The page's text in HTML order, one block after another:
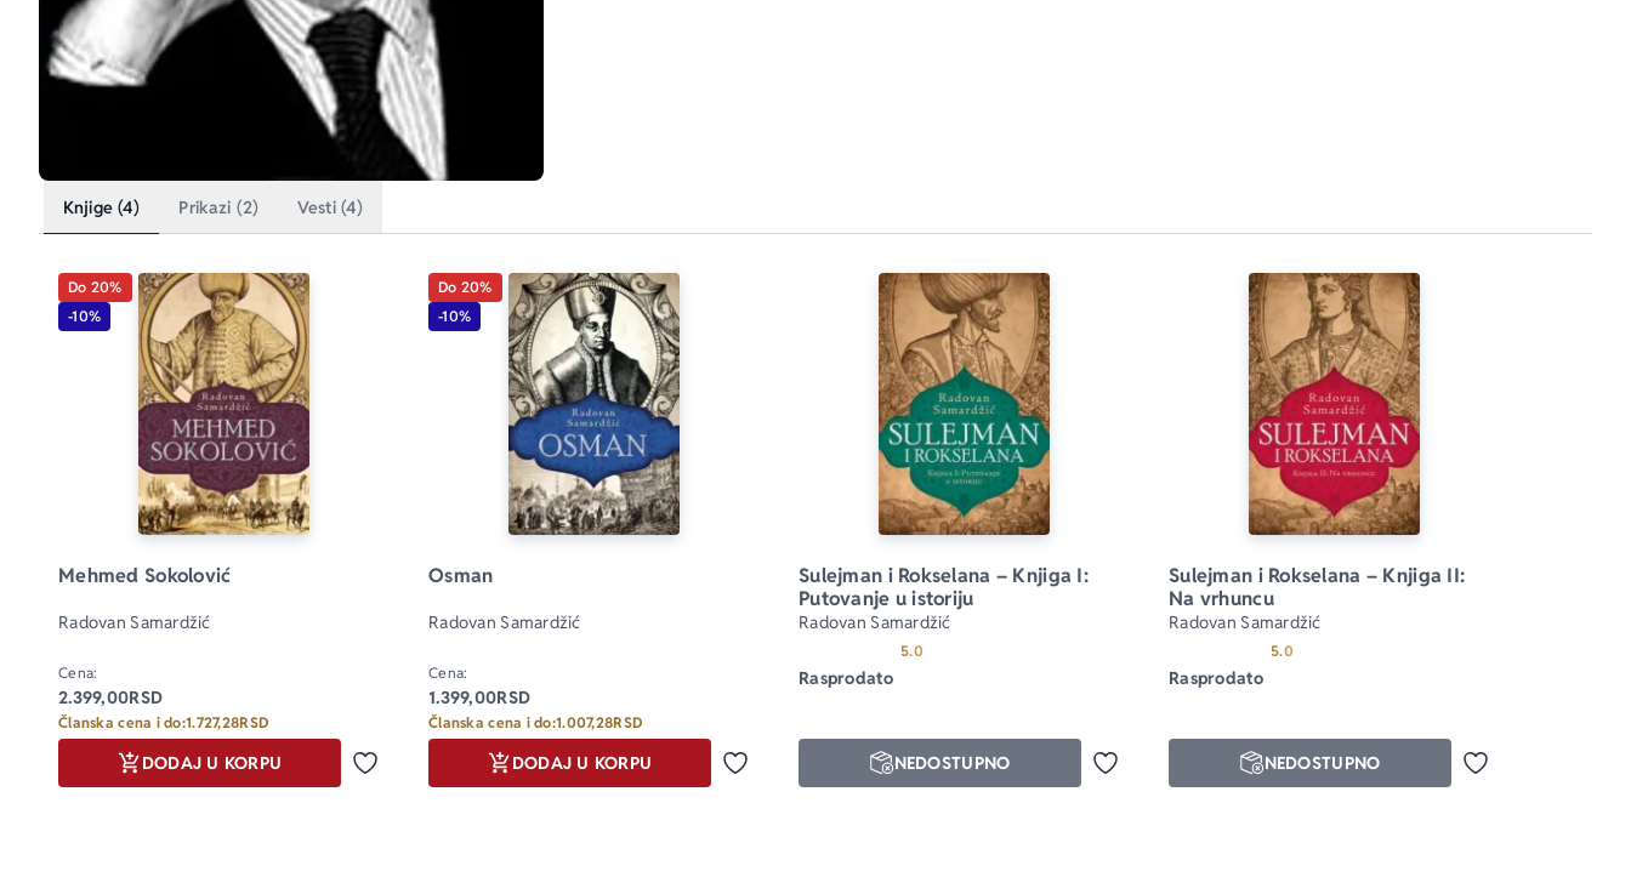
Knjige (4) Prikazi (2) Vesti (4)
Do 20%
-10%
Mehmed Sokolović
Radovan Samardžić
Cena:
2.399,00RSD
Članska cena i do:1.727,28RSD
Dodaj u omiljene
DODAJ U KORPU
Do 20%
-10%
Osman
Radovan Samardžić
Cena:
1.399,00RSD
Članska cena i do:1.007,28RSD
Dodaj u omiljene
DODAJ U KORPU
Sulejman i Rokselana – Knjiga I:
Putovanje u istoriju
Radovan Samardžić
5.0Prosecna ocena je 5.0 od 5
Rasprodato
Dodaj u omiljene
NEDOSTUPNO
Sulejman i Rokselana – Knjiga II:
Na vrhuncu
Radovan Samardžić
5.0Prosecna ocena je 5.0 od 5
Rasprodato
Dodaj u omiljene
NEDOSTUPNO